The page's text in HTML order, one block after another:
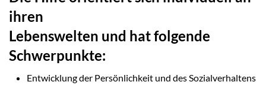
ihren
Lebenswelten und hat folgende
Schwerpunkte:
Entwicklung der Persönlichkeit und des Sozialverhaltens